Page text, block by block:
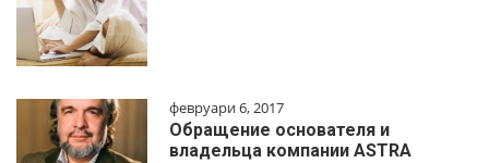
февруари 6, 2017
Обращение основателя и
владельца компании ASTRA